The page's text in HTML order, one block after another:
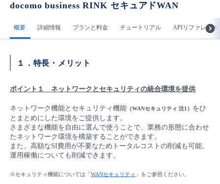
モニタリング/監査
サポート
管理機能
モニタリング/監査
サポート
クラウド/サーバー
ネットワーク
IoT
■ セットアップガイド
- バックアップ
- セキュリティ・監査
- データと分析
故障/メンテナンス情報
サービス稼働状況
故障/メンテナンス履歴
パートナー
docomo business RINK セキュアドWAN
概要 詳細情報 プランと料金 チュートリアル APIリファレンス
１．特長・メリット
ポイント１ ネットワークとセキュリティの統合環境を提供
ネットワーク機能とセキュリティ機能 （WANセキュリティ 注1） をひ
とまとめにした環境をご提供します。
さまざまな機能を自由に選んで使うことで、業務の形態に合わせ
たネットワーク環境を構築することができます。
また、高額なSI費用が不要なためトータルコストの削減も可能。
運用稼働についても削減できます。
※セキュリティ機能については「 WANセキュリティ 」をご参照ください。